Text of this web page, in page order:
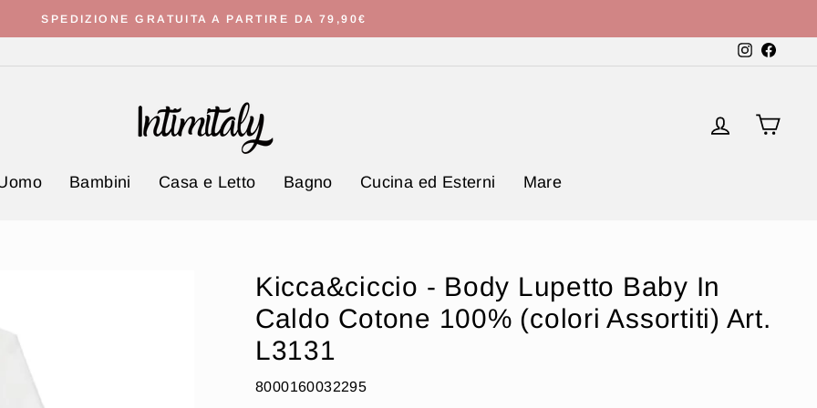
Metti
in
presentazione
SPEDIZIONE GRATUITA A PARTIRE DA 79,90€
Instagram
Accedi
Bambini Casa e Letto Bagno Cucina ed Esterni Mare
Kicca&ciccio - Body Lupetto Baby In
Caldo Cotone 100% (colori Assortiti) Art.
L3131
8000160032295